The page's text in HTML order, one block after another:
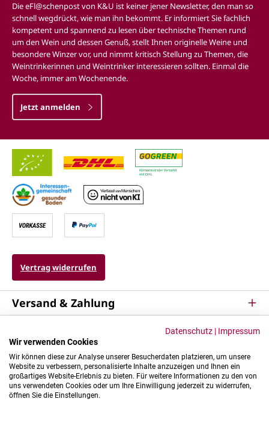
Die eFl@schenpost von K&U ist keiner jener Newsletter, den man so
schnell wegdrückt, wie man ihn bekommt. Er informiert Sie fachlich
kompetent und spannend zu lesen über technische Themen rund
um den Wein und dessen Genuß, stellt Ihnen originelle Weine und
besondere Winzer vor, und nimmt kritisch Stellung zu Themen, die
Weintrinkerinnen und Weintrinker interessieren sollten. Einmal die
Woche, immer am Wochenende.
Jetzt anmelden
Vertrag widerrufen
Versand & Zahlung
Kontakt & Mehr
Datenschutz | Impressum
Wir verwenden Cookies
Wir können diese zur Analyse unserer Besucherdaten platzieren, um unsere
Website zu verbessern, personalisierte Inhalte anzuzeigen und Ihnen ein
großartiges Website-Erlebnis zu bieten. Für weitere Informationen zu den von
uns verwendeten Cookies oder um Ihre Einwilligung jederzeit zu widerrufen,
öffnen Sie die Einstellungen.